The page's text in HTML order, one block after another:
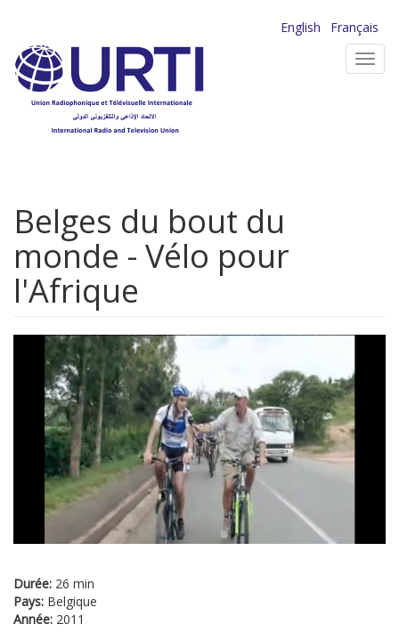
contenu
principal
English
Français
Belges du bout du
monde - Vélo pour
l'Afrique
Durée: 26 min
Pays: Belgique
Année: 2011